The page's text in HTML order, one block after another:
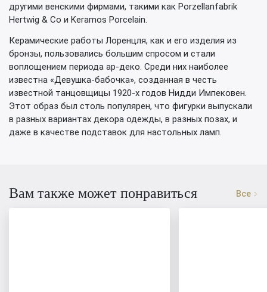
другими венскими фирмами, такими как Porzellanfabrik
Hertwig & Co и Keramos Porcelain.
Керамические работы Лоренцля, как и его изделия из
бронзы, пользовались большим спросом и стали
воплощением периода ар-деко. Среди них наиболее
известна «Девушка-бабочка», созданная в честь
известной танцовщицы 1920-х годов Нидди Импековен.
Этот образ был столь популярен, что фигурки выпускали
в разных вариантах декора одежды, в разных позах, и
даже в качестве подставок для настольных ламп.
Вам также может понравиться Все